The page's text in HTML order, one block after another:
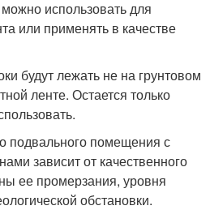
использовать для
или применять в качестве
будут лежать не на грунтовом
ленте. Остается только
подвального помещения с
зависит от качественного
ее промерзания, уровня
обстановки.